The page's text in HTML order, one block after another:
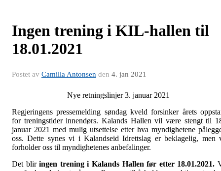
Ingen trening i KIL-hallen til
18.01.2021
Postet av Camilla Antonsen den 4. jan 2021
Nye retningslinjer 3. januar 2021
Regjeringens pressemelding søndag kveld forsinker årets
for treningstider innendørs. Kalands Hallen vil være stengt til
januar 2021 med mulig utsettelse etter hva myndighetene
oss. Dette synes vi i Kalandseid Idrettslag er beklagelig, men
forholder oss til myndighetenes anbefalinger.
Det bliringen trening i Kalands Hallen før etter 18.01.2021.